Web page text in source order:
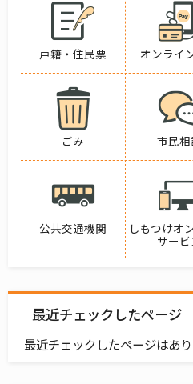
戸籍・住民票 オンライ
ごみ 市民相
公共交通機関
しもつけオ
サービ
最近チェックしたページ
最近チェックしたページはあり